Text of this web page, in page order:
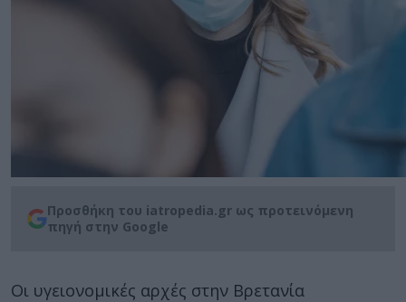
Προσθήκη του iatropedia.gr ως προτεινόμενη
πηγή στην Google
Οι υγειονομικές αρχές στην Βρετανία